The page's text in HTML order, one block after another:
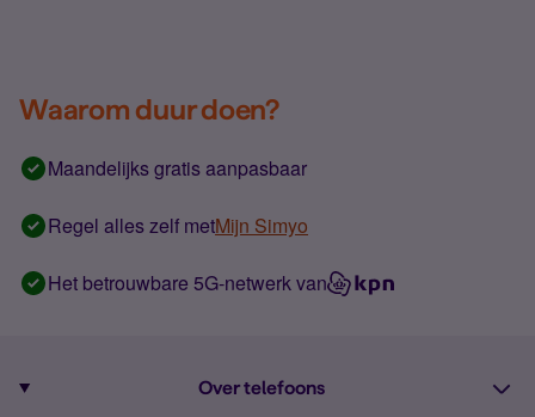
Waarom duur doen?
Maandelijks gratis aanpasbaar
Regel alles zelf metMijn Simyo
Het betrouwbare 5G-netwerk van
Over telefoons